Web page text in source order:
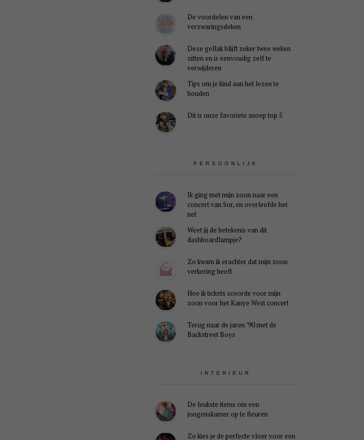
De voordelen van een
verzwaringsdeken
Deze gellak blijft zeker twee weken
zitten en is eenvoudig zelf te
verwijderen
Tips om je kind aan het lezen te
houden
Dit is onze favoriete snoep top 5
PERSOONLIJK
Ik ging met mijn zoon naar een
concert van Sor, en overleefde het
net
Weet jij de betekenis van dit
dashboardlampje?
Zo kwam ik erachter dat mijn zoon
verkering heeft
Hoe ik tickets scoorde voor mijn
zoon voor het Kanye West concert
Terug naar de jaren ’90 met de
Backstreet Boys
INTERIEUR
De leukste items om een
jongenskamer op te fleuren
Zo kies je de perfecte vloer voor een